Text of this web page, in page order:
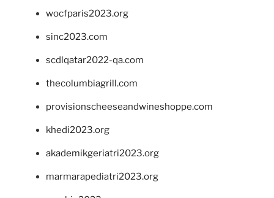
wocfparis2023.org
sinc2023.com
scdlqatar2022-qa.com
thecolumbiagrill.com
provisionscheeseandwineshoppe.com
khedi2023.org
akademikgeriatri2023.org
marmarapediatri2023.org